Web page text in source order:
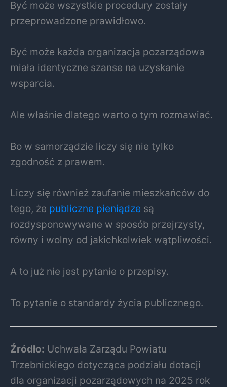
Być może wszystkie procedury zostały
przeprowadzone prawidłowo.
Być może każda organizacja pozarządowa
miała identyczne szanse na uzyskanie
wsparcia.
Ale właśnie dlatego warto o tym rozmawiać.
Bo w samorządzie liczy się nie tylko
zgodność z prawem.
Liczy się również zaufanie mieszkańców do
tego, że publiczne pieniądze są
rozdysponowywane w sposób przejrzysty,
równy i wolny od jakichkolwiek wątpliwości.
A to już nie jest pytanie o przepisy.
To pytanie o standardy życia publicznego.
Źródło: Uchwała Zarządu Powiatu
Trzebnickiego dotycząca podziału dotacji
dla organizacji pozarządowych na 2025 rok